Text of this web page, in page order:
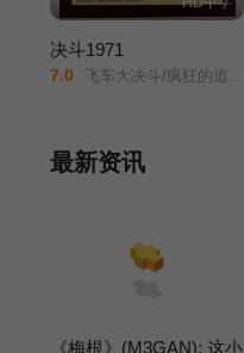
决斗1971
7.0 飞车大决斗/疯狂的追逐/追杀/飞车杀机/飞轮喋血/疯狂的决斗/
最新资讯
《梅根》(M3GAN): 这小